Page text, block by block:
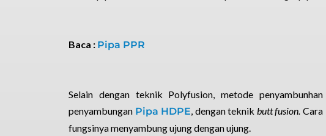
Baca : Pipa PPR
Selain dengan teknik Polyfusion, metode penyambunhan
penyambungan Pipa HDPE, dengan teknik butt fusion.Cara
fungsinya menyambung ujung dengan ujung.